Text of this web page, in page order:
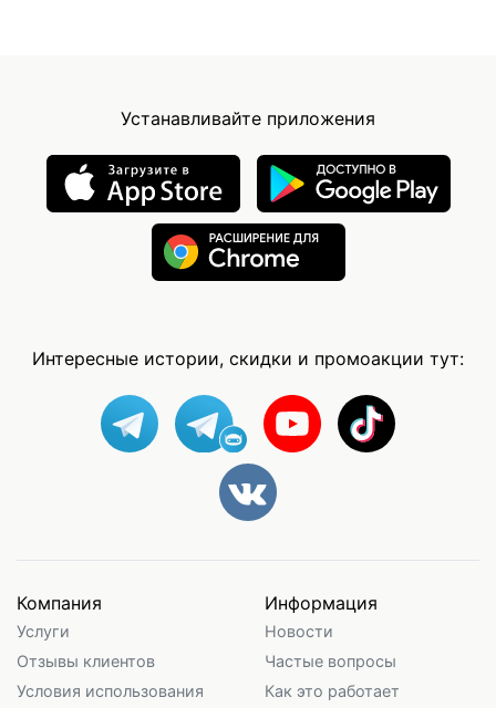
Устанавливайте приложения
Интересные истории, скидки и промоакции тут:
Компания
Услуги
Отзывы клиентов
Условия использования
Информация
Новости
Частые вопросы
Как это работает